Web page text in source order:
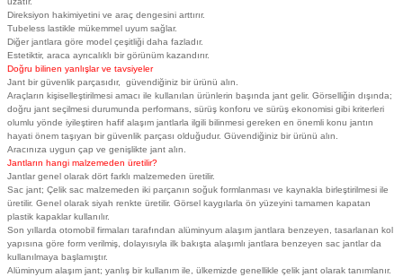
Direksiyon hakimiyetini ve araç dengesini arttırır.
Tubeless lastikle mükemmel uyum sağlar.
Diğer jantlara göre model çeşitliği daha fazladır.
Estetiktir, araca ayrıcalıklı bir görünüm kazandırır.
Doğru bilinen yanlışlar ve tavsiyeler
Jant bir güvenlik parçasıdır, güvendiğiniz bir ürünü alın.
Araçların kişiselleştirilmesi amacı ile kullanılan ürünlerin başında jant gelir. Görselliğin dışında;
doğru jant seçilmesi durumunda performans, sürüş konforu ve sürüş ekonomisi gibi kriterleri
olumlu yönde iyileştiren hafif alaşım jantlarla ilgili bilinmesi gereken en önemli konu jantın
hayati önem taşıyan bir güvenlik parçası olduğudur. Güvendiğiniz bir ürünü alın.
Aracınıza uygun çap ve genişlikte jant alın.
Jantların hangi malzemeden üretilir?
Jantlar genel olarak dört farklı malzemeden üretilir.
Sac jant; Çelik sac malzemeden iki parçanın soğuk formlanması ve kaynakla birleştirilmesi ile
üretilir. Genel olarak siyah renkte üretilir. Görsel kaygılarla ön yüzeyini tamamen kapatan
plastik kapaklar kullanılır.
Son yıllarda otomobil firmaları tarafından alüminyum alaşım jantlara benzeyen, tasarlanan kol
yapısına göre form verilmiş, dolayısıyla ilk bakışta alaşımlı jantlara benzeyen sac jantlar da
kullanılmaya başlamıştır.
Alüminyum alaşım jant; yanlış bir kullanım ile, ülkemizde genellikle çelik jant olarak tanımlanır.